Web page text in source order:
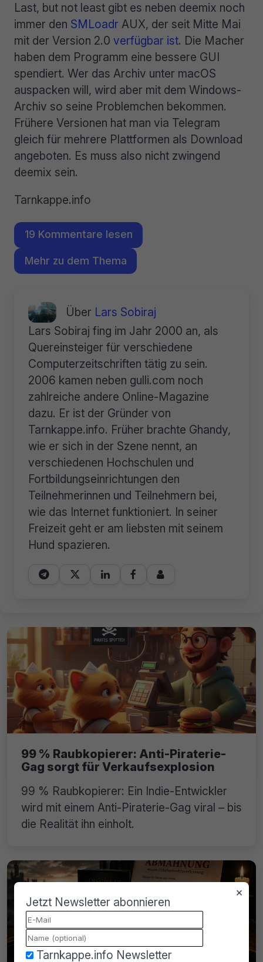
Last, but not least gibt es neben deemix noch
immer den SMLoadr AUX, der seit Mitte Mai
mit der Version 2.0 verfügbar ist. Die Macher
haben dem Programm eine bessere GUI
spendiert. Wer das Archiv unter macOS
auspacken will, wird aber mit dem Windows-
Archiv so seine Problemchen bekommen.
Frühere Versionen hat man via Telegram
gleich für mehrere Plattformen als Download
angeboten. Es muss also nicht zwingend
deemix sein.
Tarnkappe.info
19 Kommentare lesen
Mehr zu dem Thema
Über Lars Sobiraj
Lars Sobiraj fing im Jahr 2000 an, als
Quereinsteiger für verschiedene
Computerzeitschriften tätig zu sein.
2006 kamen neben gulli.com noch
zahlreiche andere Online-Magazine
dazu. Er ist der Gründer von
Tarnkappe.info. Früher brachte Ghandy,
wie er sich in der Szene nennt, an
verschiedenen Hochschulen und
Fortbildungseinrichtungen den
Teilnehmerinnen und Teilnehmern bei,
wie das Internet funktioniert. In seiner
Freizeit geht er am liebsten mit seinem
Hund spazieren.
    
99 % Raubkopierer: Anti-Piraterie-
Gag sorgt für Verkaufsexplosion
99 % Raubkopierer: Ein Indie-Entwickler
wird mit einem Anti-Piraterie-Gag viral – bis
die Realität ihn einholt.
×
Jetzt Newsletter abonnieren
Tarnkappe.info Newsletter